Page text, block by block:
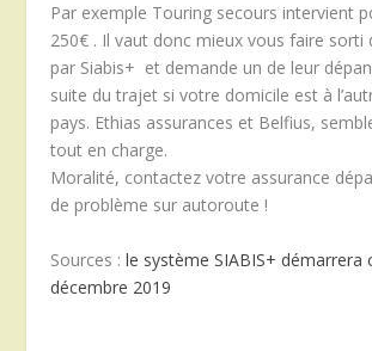
Par exemple Touring secours intervient
250€ . Il vaut donc mieux vous faire sorti
par Siabis+ et demande un de leur
suite du trajet si votre domicile est à
pays. Ethias assurances et Belfius,
tout en charge.
Moralité, contactez votre assurance
de problème sur autoroute !
Sources :le système SIABIS+ démarrera
décembre 2019